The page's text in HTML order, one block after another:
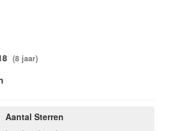
(8 jaar)
Aantal Sterren